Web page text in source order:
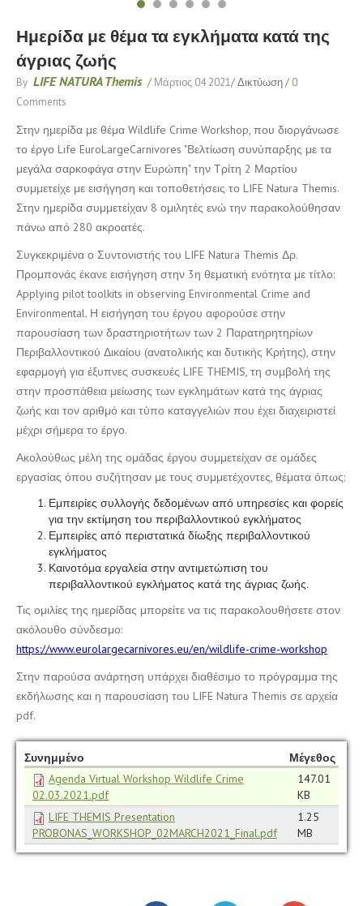
Ημερίδα με θέμα τα εγκλήματα κατά της
άγριας ζωής
By LIFE NATURA Themis / Μάρτιος 04 2021/Δικτύωση/ 0
Comments
Στην ημερίδα με θέμα Wildlife Crime Workshop, που διοργάνωσε
το έργο Life EuroLargeCarnivores "Βελτίωση συνύπαρξης με τα
μεγάλα σαρκοφάγα στην Ευρώπη" την Τρίτη 2 Μαρτίου
συμμετείχε με εισήγηση και τοποθετήσεις το LIFE Natura Themis.
Στην ημερίδα συμμετείχαν 8 ομιλητές ενώ την παρακολούθησαν
πάνω από 280 ακροατές.
Συγκεκριμένα ο Συντονιστής του LIFE Natura Themis Δρ.
Προμπονάς έκανε εισήγηση στην 3η θεματική ενότητα με τίτλο:
Applying pilot toolkits in observing Environmental Crime and
Environmental. Η εισήγηση του έργου αφορούσε στην
παρουσίαση των δραστηριοτήτων των 2 Παρατηρητηρίων
Περιβαλλοντικού Δικαίου (ανατολικής και δυτικής Κρήτης), στην
εφαρμογή για έξυπνες συσκευές LIFE THEMIS, τη συμβολή της
στην προσπάθεια μείωσης των εγκλημάτων κατά της άγριας
ζωής και τον αριθμό και τύπο καταγγελιών που έχει διαχειριστεί
μέχρι σήμερα το έργο.
Ακολούθως μέλη της ομάδας έργου συμμετείχαν σε ομάδες
εργασίας όπου συζήτησαν με τους συμμετέχοντες, θέματα όπως:
Εμπειρίες συλλογής δεδομένων από υπηρεσίες και φορείς
για την εκτίμηση του περιβαλλοντικού εγκλήματος
Εμπειρίες από περιστατικά δίωξης περιβαλλοντικού
εγκλήματος
Καινοτόμα εργαλεία στην αντιμετώπιση του
περιβαλλοντικού εγκλήματος κατά της άγριας ζωής.
Τις ομιλίες της ημερίδας μπορείτε να τις παρακολουθήσετε στον
ακόλουθο σύνδεσμο:
https://www.eurolargecarnivores.eu/en/wildlife-crime-workshop
Στην παρούσα ανάρτηση υπάρχει διαθέσιμο το πρόγραμμα της
εκδήλωσης και η παρουσίαση του LIFE Natura Themis σε αρχεία
pdf.
Συνημμένο
Μέγεθος
Agenda Virtual Workshop Wildlife Crime
02.03.2021.pdf
147.01
KB
LIFE THEMIS Presentation
PROBONAS_WORKSHOP_02MARCH2021_Final.pdf
1.25
MB